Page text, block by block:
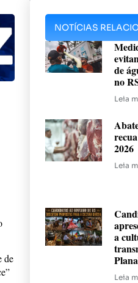
de
NOTÍCIAS
de
no
Leia
2026
Leia
a
Leia